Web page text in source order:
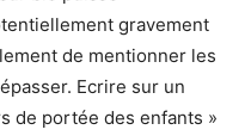
gravement
de mentionner les
Ecrire sur un
de portée des enfants »